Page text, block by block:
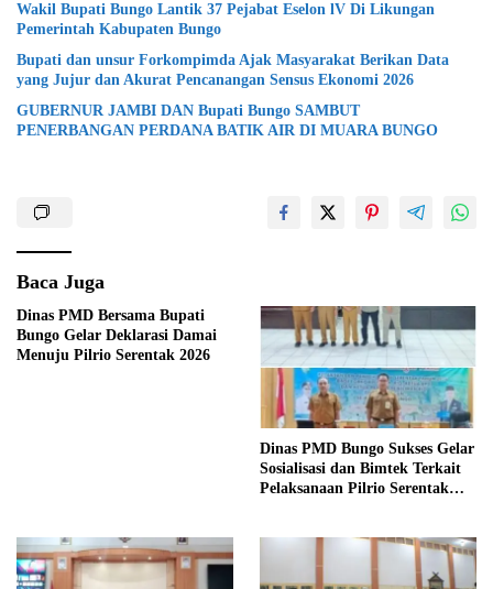
Wakil Bupati Bungo Lantik 37 Pejabat Eselon lV Di Likungan
Pemerintah Kabupaten Bungo
Bupati dan unsur Forkompimda Ajak Masyarakat Berikan Data
yang Jujur dan Akurat Pencanangan Sensus Ekonomi 2026
GUBERNUR JAMBI DAN Bupati Bungo SAMBUT
PENERBANGAN PERDANA BATIK AIR DI MUARA BUNGO
Baca Juga
Dinas PMD Bersama Bupati
Bungo Gelar Deklarasi Damai
Menuju Pilrio Serentak 2026
Dinas PMD Bungo Sukses Gelar
Sosialisasi dan Bimtek Terkait
Pelaksanaan Pilrio Serentak